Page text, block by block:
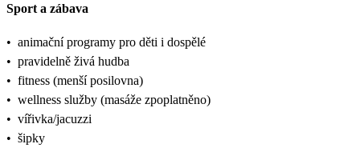
Sport a zábava
• animační programy pro děti i dospělé
• pravidelně živá hudba
• fitness (menší posilovna)
• wellness služby (masáže zpoplatněno)
• vířivka/jacuzzi
• šipky